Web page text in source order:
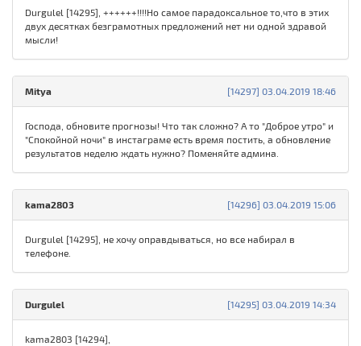
Durgulel [14295], ++++++!!!!Но самое парадоксальное то,что в этих
двух десятках безграмотных предложений нет ни одной здравой
мысли!
[14297] 03.04.2019 18:46
Mitya
Господа, обновите прогнозы! Что так сложно? А то "Доброе утро" и
"Спокойной ночи" в инстаграме есть время постить, а обновление
результатов неделю ждать нужно? Поменяйте админа.
[14296] 03.04.2019 15:06
kama2803
Durgulel [14295], не хочу оправдываться, но все набирал в
телефоне.
[14295] 03.04.2019 14:34
Durgulel
kama2803 [14294],